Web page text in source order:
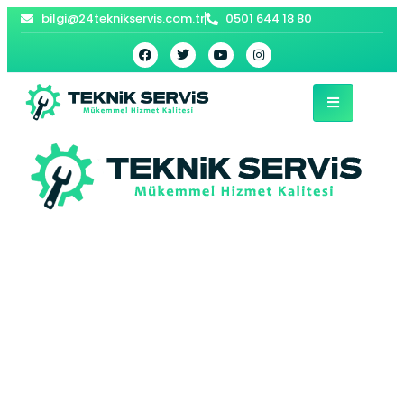
bilgi@24teknikservis.com.tr 0501 644 18 80